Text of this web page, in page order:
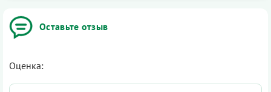
Оставьте отзыв
Оценка: